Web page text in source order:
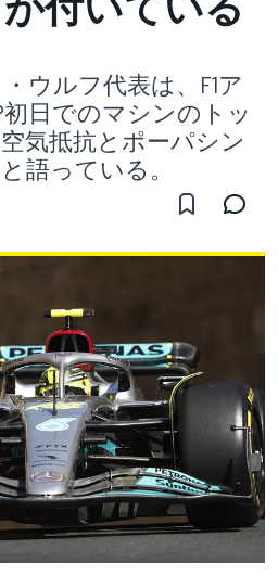
ウルフ代表は、F1ア
日でのマシンのトッ
気抵抗とポーパシン
語っている。